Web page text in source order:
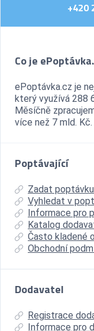
+420
Co je
ePoptávka.cz je
který využívá 288
Měsíčně
více než 7 mld. Kč.
Poptávající
Zadat poptávku
Vyhledat v
Informace pro
Katalog
Často kladené
Obchodní
Dodavatel
Registrace
Informace pro